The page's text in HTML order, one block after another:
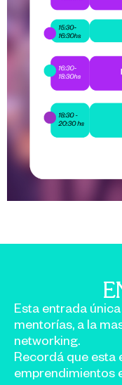
Esta entrada
mentorías, a la
networking.
Recordá que esta
emprendimientos